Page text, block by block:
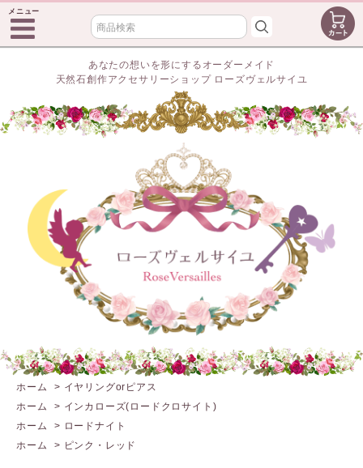
メニュー
あなたの想いを形にするオーダーメイド
天然石創作アクセサリーショップ ローズヴェルサイユ
ホーム > イヤリングorピアス
ホーム
> インカローズ(ロードクロサイト)
ホーム
> ロードナイト
ホーム
> ピンク・レッド